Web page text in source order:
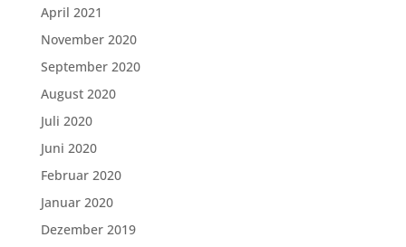
April 2021
November 2020
September 2020
August 2020
Juli 2020
Juni 2020
Februar 2020
Januar 2020
Dezember 2019